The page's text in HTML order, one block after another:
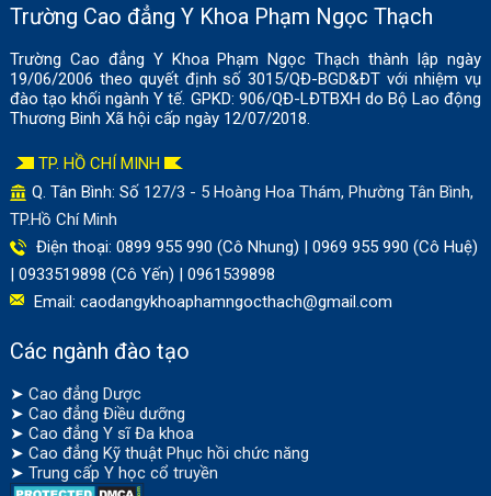
Trường Cao đẳng Y Khoa Phạm Ngọc Thạch
Trường Cao đẳng Y Khoa Phạm Ngọc Thạch thành lập ngày
19/06/2006 theo quyết định số 3015/QĐ-BGD&ĐT với nhiệm vụ
đào tạo khối ngành Y tế. GPKD: 906/QĐ-LĐTBXH do Bộ Lao động
Thương Binh Xã hội cấp ngày 12/07/2018.
TP. HỒ CHÍ MINH
Q. Tân Bình: Số 127/3 - 5 Hoàng Hoa Thám, Phường Tân Bình,
TP.Hồ Chí Minh
Điện thoại: 0899 955 990 (Cô Nhung) | 0969 955 990 (Cô Huệ)
| 0933519898 (Cô Yến) | 0961539898
Email: caodangykhoaphamngocthach@gmail.com
Các ngành đào tạo
➤ Cao đẳng Dược
➤ Cao đẳng Điều dưỡng
➤ Cao đẳng Y sĩ Đa khoa
➤ Cao đẳng Kỹ thuật Phục hồi chức năng
➤ Trung cấp Y học cổ truyền